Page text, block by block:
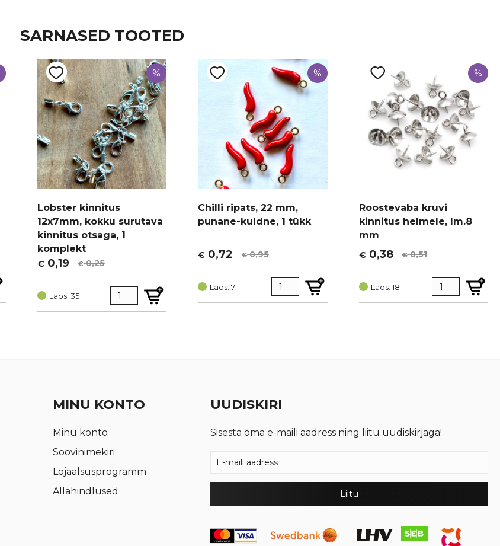
SARNASED TOOTED
%
Lobster kinnitus
12x7mm, kokku surutava
kinnitus otsaga, 1
komplekt
€0,25
Algne
oli:
€ 0,25.
€0,19
Current
is:
€ 0,19.
Laos: 35
%
Chilli ripats, 22 mm,
punane-kuldne, 1 tükk
€0,95
Algne
oli:
€ 0,95.
€ 0,72
Current
is:
€ 0,72.
Laos: 7
%
Roostevaba kruvi
kinnitus helmele, lm.8
mm
€0,51
Algne
oli:
€ 0,51.
€0,38
Current
is:
€ 0,38.
Laos: 18
MINU KONTO
Minu konto
Soovinimekiri
Lojaalsusprogramm
Allahindlused
UUDISKIRI
Sisesta oma e-maili aadress ning liitu uudiskirjaga!